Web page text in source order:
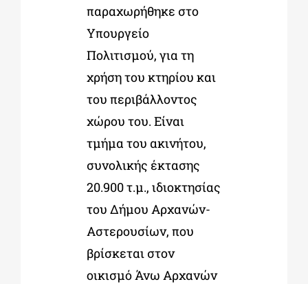
παραχωρήθηκε στο
Υπουργείο
Πολιτισμού, για τη
χρήση του κτηρίου και
του περιβάλλοντος
χώρου του. Είναι
τμήμα του ακινήτου,
συνολικής έκτασης
20.900 τ.μ., ιδιοκτησίας
του Δήμου Αρχανών-
Αστερουσίων, που
βρίσκεται στον
οικισμό Άνω Αρχανών